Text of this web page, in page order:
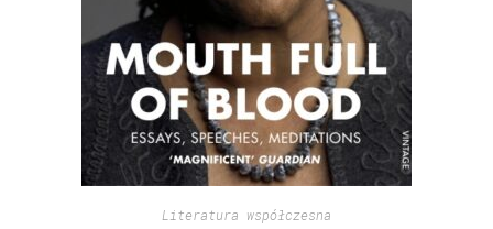
Literatura współczesna